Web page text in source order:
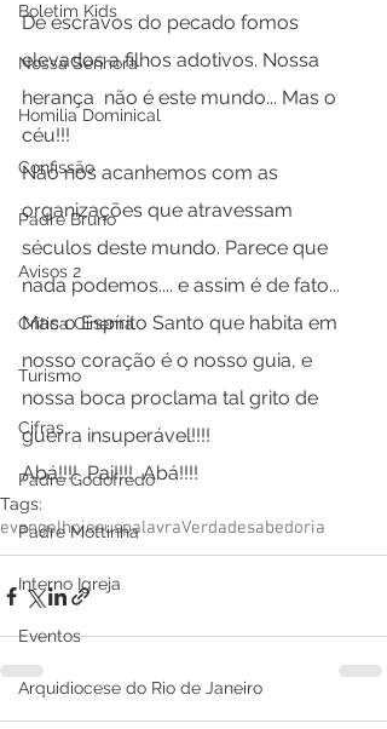
Boletim Kids
Nossa Senhora
Homilia Dominical
Confissão
Padre Bruno
Avisos 2
Crítica Cinema
Turismo
Cifras
Padre Godofredo
Padre Mottinha
Interno Igreja
Eventos
Arquidiocese do Rio de Janeiro
De escravos do pecado fomos
elevados a filhos adotivos. Nossa
herança  não é este mundo... Mas o
céu!!!
Não nos acanhemos com as
organizações que atravessam
séculos deste mundo. Parece que
nada podemos.... e assim é de fato...
Mas o Espírito Santo que habita em
nosso coração é o nosso guia, e
nossa boca proclama tal grito de
guerra insuperável!!!!
Abá!!!!  Pai!!!!  Abá!!!!
Tags:
evangelhojesuspalavraVerdadesabedoria